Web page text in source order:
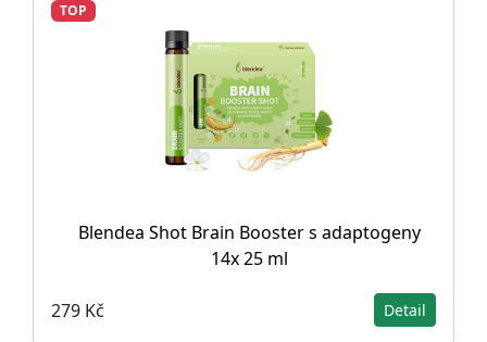
TOP
Blendea Shot Brain Booster s adaptogeny
14x 25 ml
279 Kč Detail